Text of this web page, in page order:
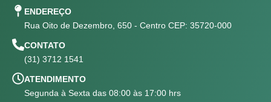
ENDEREÇO
Rua Oito de Dezembro, 650 - Centro CEP: 35720-000
CONTATO
(31) 3712 1541
ATENDIMENTO
Segunda à Sexta das 08:00 às 17:00 hrs